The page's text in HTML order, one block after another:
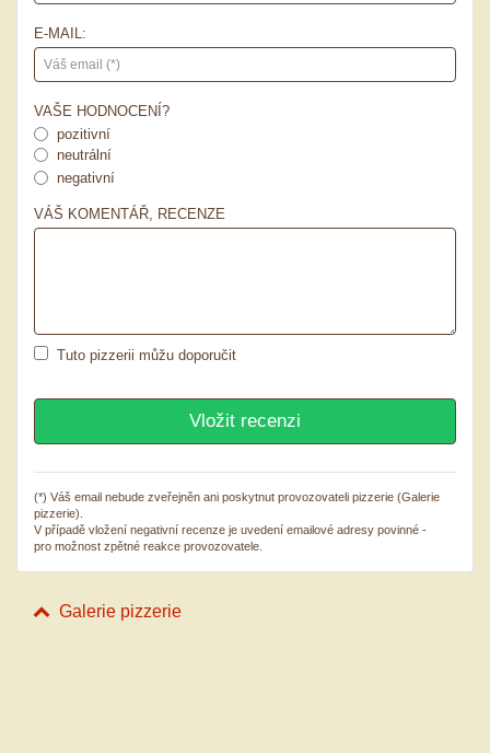
E-MAIL:
VAŠE HODNOCENÍ?
pozitivní
neutrální
negativní
VÁŠ KOMENTÁŘ, RECENZE
Tuto pizzerii můžu doporučit
(*) Váš email nebude zveřejněn ani poskytnut provozovateli pizzerie (Galerie
pizzerie).
V případě vložení negativní recenze je uvedení emailové adresy povinné -
pro možnost zpětné reakce provozovatele.
Galerie pizzerie